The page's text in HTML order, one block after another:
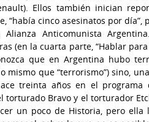
Ellos también inician
“había cinco asesinatos por
Anticomunista
(en la cuarta parte, “Hablar
que en Argentina hubo
mismo que “terrorismo”) sino,
treinta años en el programa
Bravo y el torturador
un poco de Historia, pero